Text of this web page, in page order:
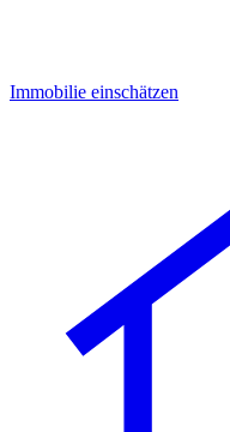
Immobilie einschätzen